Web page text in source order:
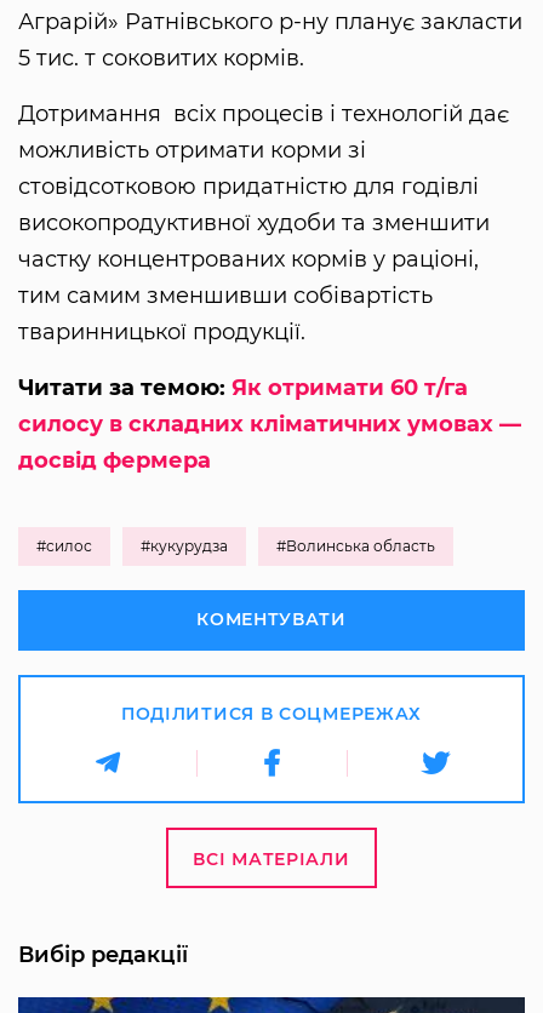
Аграрій» Ратнівського р-ну планує закласти
5 тис. т соковитих кормів.
Дотримання всіх процесів і технологій дає
можливість отримати корми зі
стовідсотковою придатністю для годівлі
високопродуктивної худоби та зменшити
частку концентрованих кормів у раціоні,
тим самим зменшивши собівартість
тваринницької продукції.
Читати за темою: Як отримати 60 т/га
силосу в складних кліматичних умовах —
досвід фермера
#силос #кукурудза #Волинська область
КОМЕНТУВАТИ
ПОДІЛИТИСЯ В СОЦМЕРЕЖАХ
ВСІ МАТЕРІАЛИ
Вибір редакції